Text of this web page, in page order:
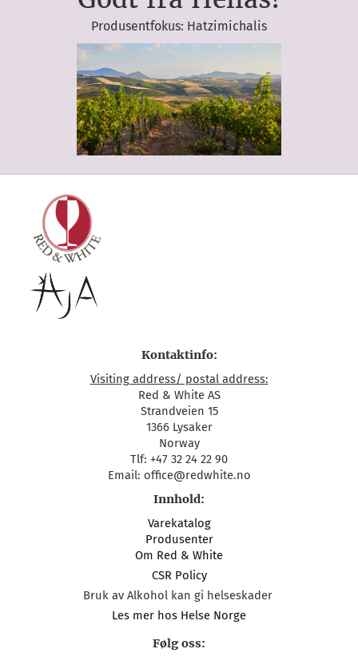
Produsentfokus: Hatzimichalis
Kontaktinfo:
Visiting address/ postal address:
Red & White AS
Strandveien 15
1366 Lysaker
Norway
Tlf: +47 32 24 22 90
Email: office@redwhite.no
Innhold:
Varekatalog
Produsenter
Om Red & White
CSR Policy
Bruk av Alkohol kan gi helseskader
Les mer hos Helse Norge
Følg oss: